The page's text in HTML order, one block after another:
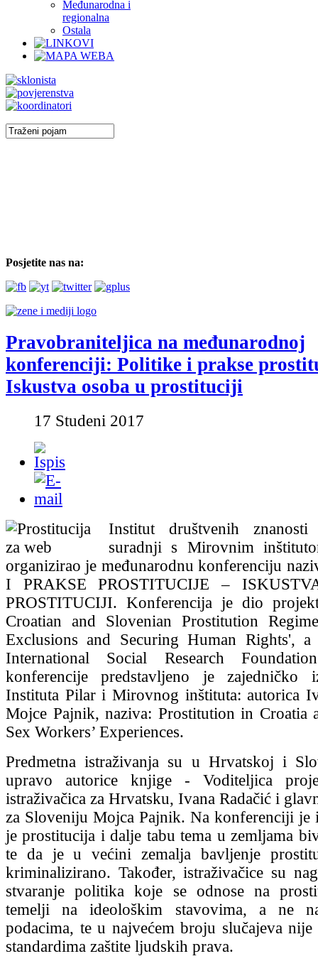
Međunarodna i
regionalna
Ostala
Posjetite nas na:
Pravobraniteljica na međunarodnoj
konferenciji: Politike i prakse
Iskustva osoba u prostituciji
17 Studeni 2017
Institut društvenih
suradnji s Mirovnim
organizirao je međunarodnu konferenciju
I PRAKSE PROSTITUCIJE –
PROSTITUCIJI. Konferencija je dio
Croatian and Slovenian Prostitution
Exclusions and Securing Human Rights',
International Social Research
konferencije predstavljeno je zajedničko
Instituta Pilar i Mirovnog inštituta: autorica
Mojce Pajnik, naziva: Prostitution in Croatia
Sex Workers’ Experiences.
Predmetna istraživanja su u Hrvatskoj i
upravo autorice knjige - Voditeljica
istraživačica za Hrvatsku, Ivana Radačić i
za Sloveniju Mojca Pajnik. Na konferenciji je
je prostitucija i dalje tabu tema u zemljama
te da je u većini zemalja bavljenje
kriminalizirano. Također, istraživačice su
stvaranje politika koje se odnose na
temelji na ideološkim stavovima, a ne
podacima, te u najvećem broju slučajeva nije
standardima zaštite ljudskih prava.